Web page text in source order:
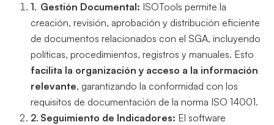
Gestión Documental: ISOTools permite la
creación, revisión, aprobación y distribución eficiente
de documentos relacionados con el SGA, incluyendo
políticas, procedimientos, registros y manuales. Esto
facilita la organización y acceso a la información
relevante, garantizando la conformidad con los
requisitos de documentación de la norma ISO 14001.
Seguimiento de Indicadores: El software